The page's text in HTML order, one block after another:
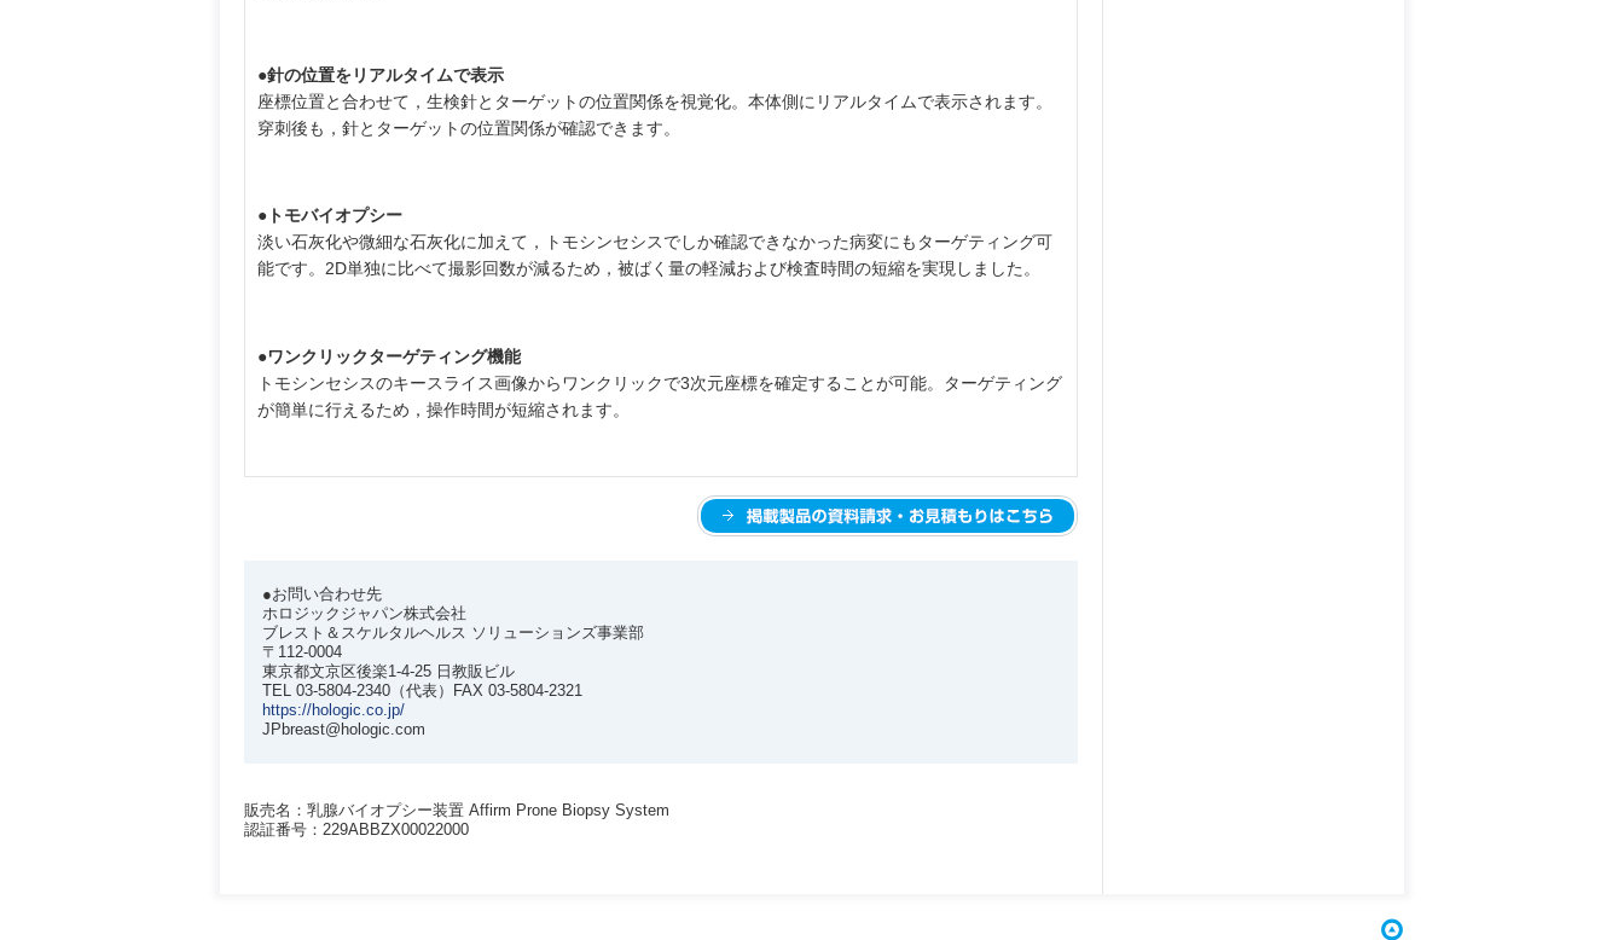
●針の位置をリアルタイムで表示
座標位置と合わせて，生検針とターゲットの位置関係を視覚化。本体側にリアルタイムで表示されます。
穿刺後も，針とターゲットの位置関係が確認できます。
●トモバイオプシー
淡い石灰化や微細な石灰化に加えて，トモシンセシスでしか確認できなかった病変にもターゲティング可
能です。2D単独に比べて撮影回数が減るため，被ばく量の軽減および検査時間の短縮を実現しました。
●ワンクリックターゲティング機能
トモシンセシスのキースライス画像からワンクリックで3次元座標を確定することが可能。ターゲティング
が簡単に行えるため，操作時間が短縮されます。
●お問い合わせ先
ホロジックジャパン株式会社
ブレスト＆スケルタルヘルス ソリューションズ事業部
〒112-0004
東京都文京区後楽1-4-25 日教販ビル
TEL 03-5804-2340（代表）FAX 03-5804-2321
https://hologic.co.jp/
JPbreast@hologic.com
販売名：乳腺バイオプシー装置 Affirm Prone Biopsy System
認証番号：229ABBZX00022000